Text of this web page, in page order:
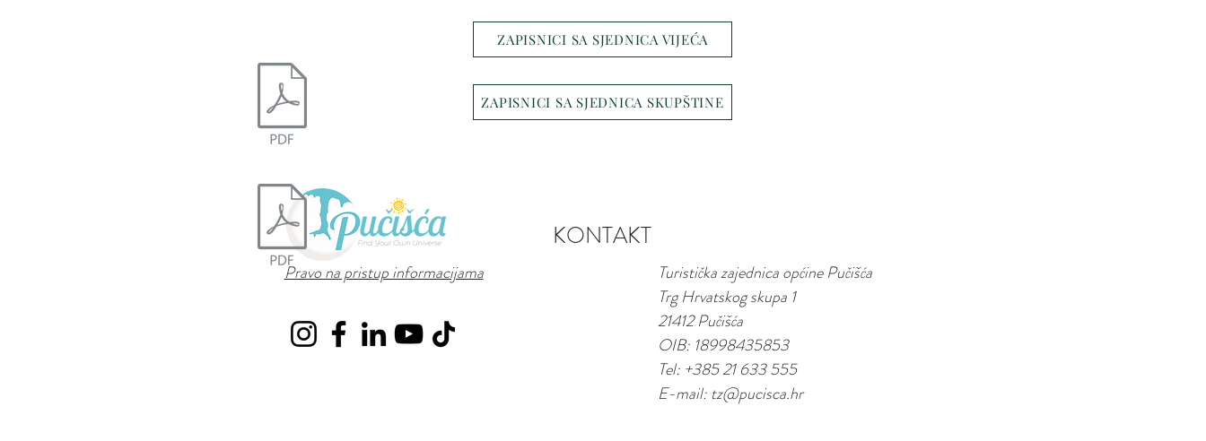
ZAPISNICI SA SJEDNICA VIJEĆA
ZAPISNICI SA SJEDNICA SKUPŠTINE
KONTAKT
Pravo na pristup informacijama
Turistička zajednica općine Pučišća
Trg Hrvatskog skupa 1
21412 Pučišća
OIB: 18998435853
Tel: +385 21 633 555
E-mail: tz@pucisca.hr